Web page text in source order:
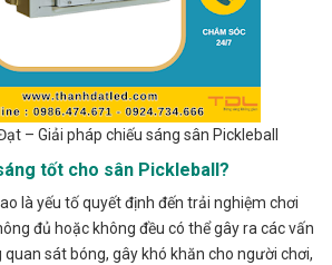
– Giải pháp chiếu sáng sân Pickleball
tốt cho sân Pickleball?
là yếu tố quyết định đến trải nghiệm chơi
đủ hoặc không đều có thể gây ra các vấn
sát bóng, gây khó khăn cho người chơi,